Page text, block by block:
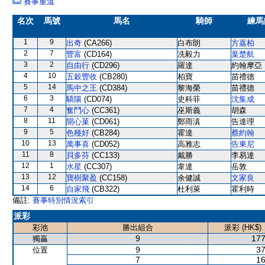
名次 馬號 馬名 騎師 練
1 9 出奇 (CA266) 白布朗 方嘉柏
2 7 豐富 (CD164) 冼毅力 葉楚航
3 2 自由行 (CD296) 羅達 約翰摩亞
4 10 五穀豐收 (CB280) 柏寶 苗禮德
5 14 馬中之王 (CD384) 黎海榮 苗禮德
6 3 驕陽 (CD074) 史科菲 沈集成
7 4 奮鬥心 (CC361) 巫斯義 胡森
8 11 開心菓 (CD061) 鄭雨滇 告達理
9 5 色種好 (CB284) 霍達 蔡約翰
10 13 萬事喜 (CD052) 高雅志 告東尼
11 8 貝多芬 (CC133) 戴勝 李易達
12 1 水星 (CC307) 韋達 岳敦
13 12 寶樹聚盈 (CC158) 余健誠 文家良
14 6 自家飛 (CB322) 杜利萊
霍利時
備註: 賽事特別情況索引
派彩
彩池 勝出組合
派彩 (HK$)
獨贏
9
位置 9
7